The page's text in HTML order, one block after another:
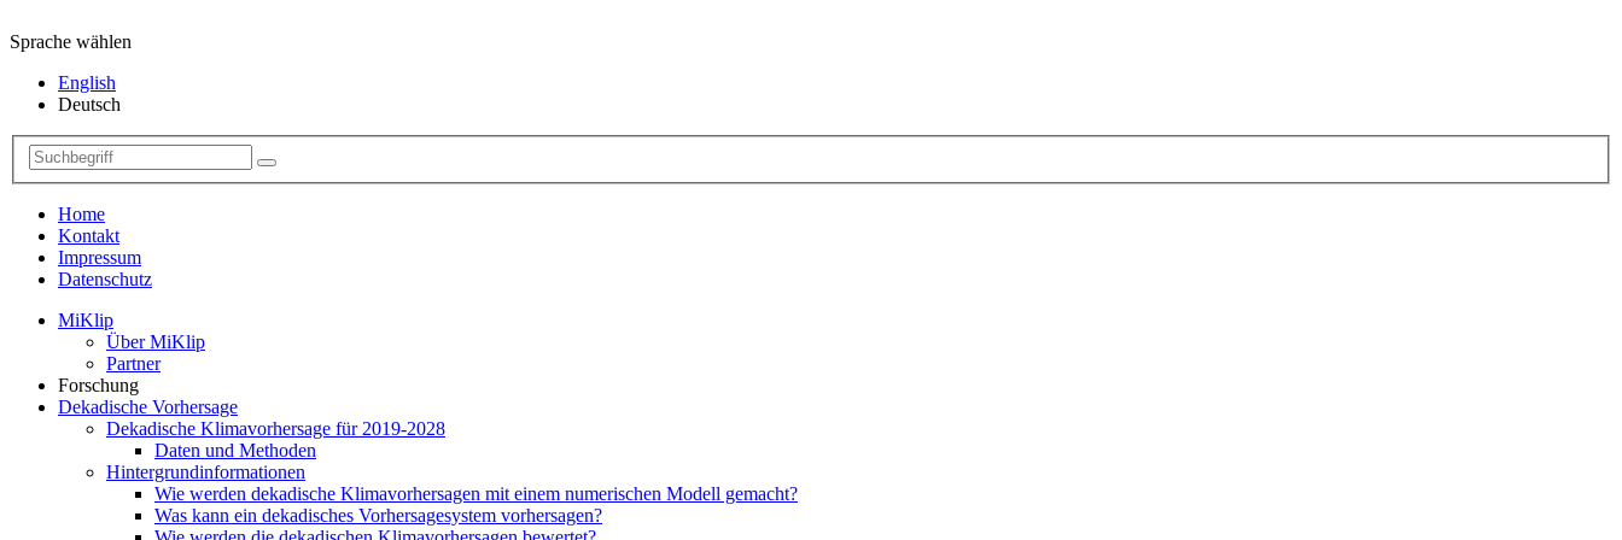
Sprache wählen
English
Deutsch
Home
Kontakt
Impressum
Datenschutz
MiKlip
Über MiKlip
Partner
Forschung
Dekadische Vorhersage
Dekadische Klimavorhersage für 2019-2028
Daten und Methoden
Hintergrundinformationen
Wie werden dekadische Klimavorhersagen mit einem numerischen Modell gemacht?
Was kann ein dekadisches Vorhersagesystem vorhersagen?